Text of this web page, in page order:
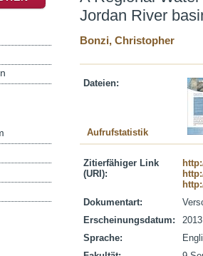
Jordan River
Bonzi, Christopher
Dateien:
Aufrufstatistik
Zitierfähiger Link
(URI):
Dokumentart:
Erscheinungsdatum:
2013
Sprache: